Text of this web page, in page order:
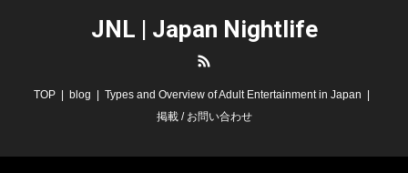
JNL | Japan Nightlife
TOP blog
Types and Overview of Adult Entertainment in Japan
掲載 / お問い合わせ